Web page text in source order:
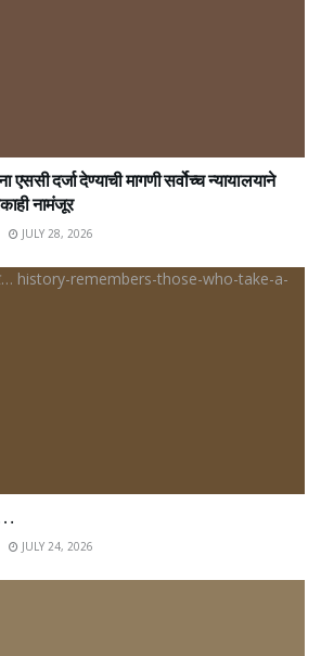
एससी दर्जा देण्याची मागणी सर्वोच्च न्यायालयाने
नामंजूर
JULY 28, 2026
JULY 24, 2026